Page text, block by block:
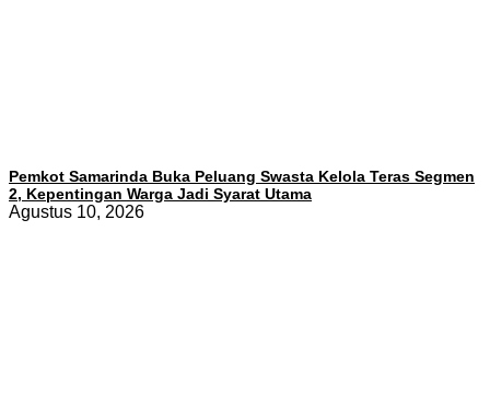
Pemkot Samarinda Buka Peluang Swasta Kelola Teras Segmen
2, Kepentingan Warga Jadi Syarat Utama
Agustus 10, 2026